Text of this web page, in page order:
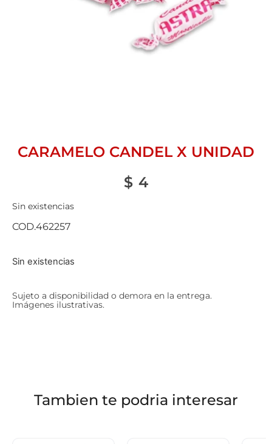
CARAMELO CANDEL X UNIDAD
$ 4
Sin existencias
COD.462257
Sin existencias
Sujeto a disponibilidad o demora en la entrega.
Imágenes ilustrativas.
Tambien te podria interesar